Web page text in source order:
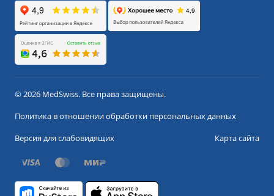
© 2026 MedSwiss. Все права защищены.
Политика в отношении обработки персональных данных
Версия для слабовидящих
Карта сайта